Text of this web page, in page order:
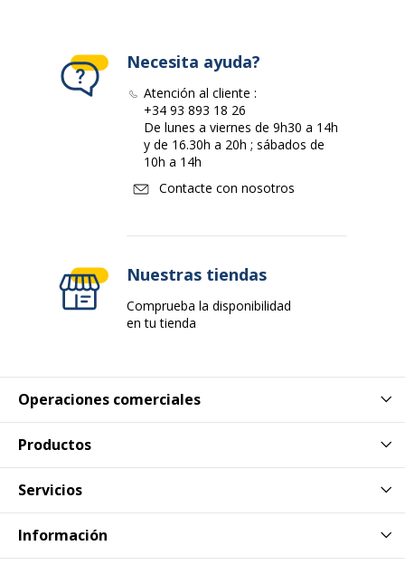
Operaciones comerciales
Productos
Servicios
Información
Necesita ayuda?
Atención al cliente :
+34 93 893 18 26
De lunes a viernes de 9h30 a 14h
y de 16.30h a 20h ; sábados de
10h a 14h
Contacte con nosotros
Nuestras tiendas
Comprueba la disponibilidad
en tu tienda